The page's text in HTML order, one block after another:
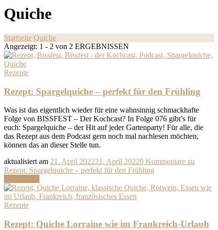
Quiche
Startseite Quiche
Angezeigt: 1 - 2 von 2 ERGEBNISSEN
Rezepte
Rezept: Spargelquiche – perfekt für den Frühling
Was ist das eigentlich wieder für eine wahnsinnig schmackhafte
Folge von BISSFEST – Der Kochcast? In Folge 076 gibt’s für
euch: Spargelquiche – der Hit auf jeder Gartenparty! Für alle, die
das Rezept aus dem Podcast gern noch mal nachlesen möchten,
können das an dieser Stelle tun.
aktualisiert am 21. April 202221. April 20220 Kommentare zu
Rezept: Spargelquiche – perfekt für den Frühling
Rezepte
Rezept: Quiche Lorraine wie im Frankreich-Urlaub